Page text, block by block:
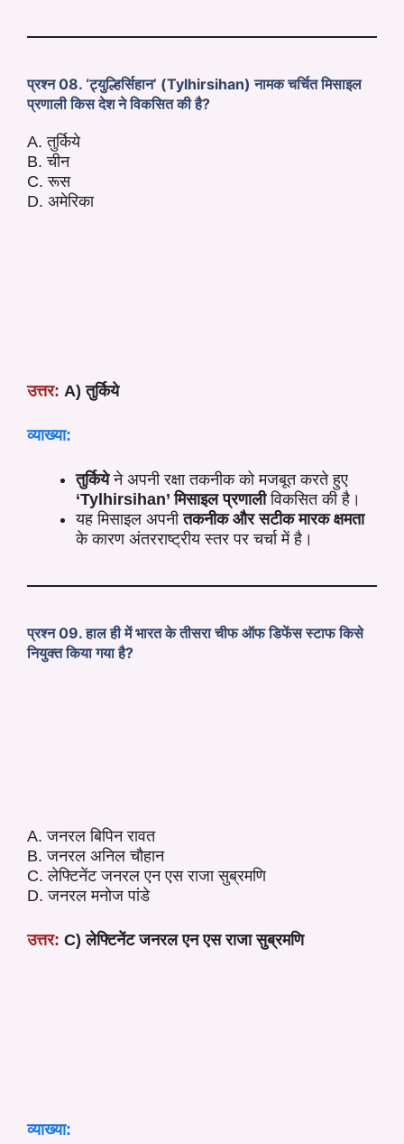
प्रश्न 08. ‘ट्युल्हिर्सिहान’ (Tylhirsihan) नामक चर्चित मिसाइल
प्रणाली किस देश ने विकसित की है?
A. तुर्किये
B. चीन
C. रूस
D. अमेरिका
उत्तर: A) तुर्किये
व्याख्या:
तुर्कियेने अपनी रक्षा तकनीक को मजबूत करते हुए
‘Tylhirsihan’ मिसाइल प्रणालीविकसित की है।
यह मिसाइल अपनीतकनीक और सटीक मारक क्षमता
के कारण अंतरराष्ट्रीय स्तर पर चर्चा में है।
प्रश्न 09. हाल ही में भारत के तीसरा चीफ ऑफ डिफेंस स्टाफ किसे
नियुक्त किया गया है?
A. जनरल बिपिन रावत
B. जनरल अनिल चौहान
C. लेफ्टिनेंट जनरल एन एस राजा सुब्रमणि
D. जनरल मनोज पांडे
उत्तर: C) लेफ्टिनेंट जनरल एन एस राजा सुब्रमणि
व्याख्या: